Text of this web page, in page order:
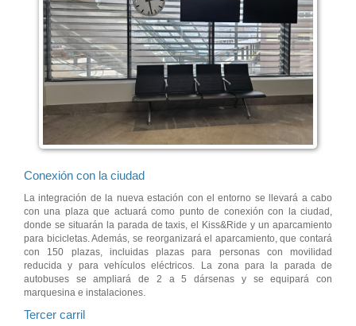
Conexión con la ciudad
La integración de la nueva estación con el entorno se llevará a cabo
con una plaza que actuará como punto de conexión con la ciudad,
donde se situarán la parada de taxis, el Kiss&Ride y un aparcamiento
para bicicletas. Además, se reorganizará el aparcamiento, que contará
con 150 plazas, incluidas plazas para personas con movilidad
reducida y para vehículos eléctricos. La zona para la parada de
autobuses se ampliará de 2 a 5 dársenas y se equipará con
marquesina e instalaciones.
Tercer carril